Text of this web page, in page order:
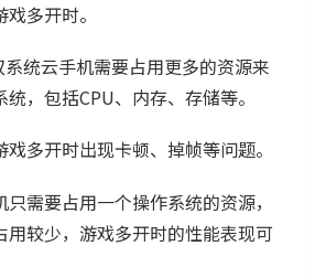
多开时。
统云手机需要占用更多的资源来
，包括CPU、内存、存储等。
多开时出现卡顿、掉帧等问题。
需要占用一个操作系统的资源，
用较少，游戏多开时的性能表现可